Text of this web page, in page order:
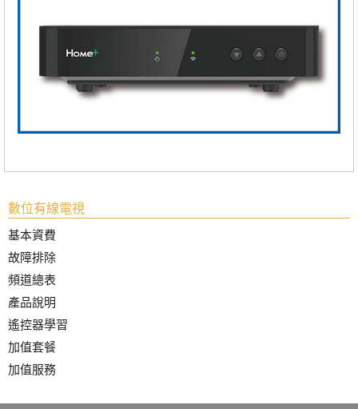
數位有線電視
基本資費
故障排除
頻道總表
產品說明
遙控器學習
加值套餐
加值服務